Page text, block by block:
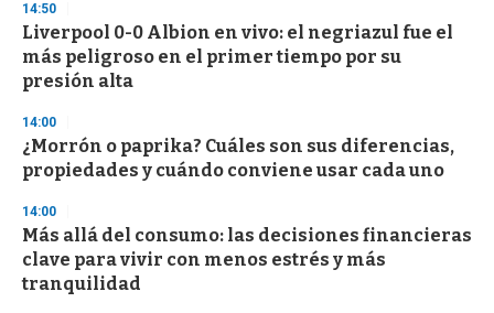
14:50
Liverpool 0-0 Albion en vivo: el negriazul fue el
más peligroso en el primer tiempo por su
presión alta
14:00
¿Morrón o paprika? Cuáles son sus diferencias,
propiedades y cuándo conviene usar cada uno
14:00
Más allá del consumo: las decisiones financieras
clave para vivir con menos estrés y más
tranquilidad